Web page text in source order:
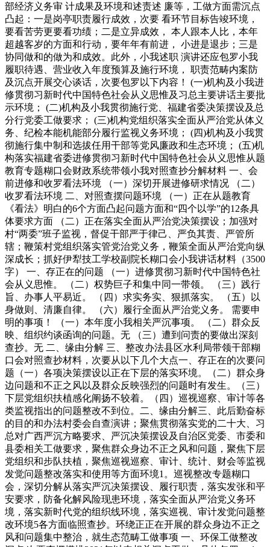
部经济义务审 计成果及环境和述责述 廉等，工做方面需沉点
凸起：一是岗亭职责履行成效，次要 看环节目标告竣环境，
要看苦劳更要看功绩；二是立异成效， 本人跟本人比，本年
超越客岁的方面和行动，要年年有前进， 小进是退步；三是
协同做和的做为和成效。此外，小我述职 演讲还应包罗小我
履职待遇、营业收入年度预算及施行环境， 职责范畴内案防
及沉点开展交心谈话，次要包罗以下内容！ (一)机构及小我进
修贯彻习新时代中国特色社会从义思惟及习总主要讲话主要批
示环境； (二)机构及小我贯彻施行党、福建省委决策摆设及总
分行党委工做要求； (三)机构党组织落实全面从严治党从体义
务、纪检本能机能部分履行监视义务环境； (四)机构及小我贯
彻施行集中制和选拔任用干部等党风廉政和生态环境； (五)机
构落实福建省委进修贯彻习新时代中国特色社会从义思惟从题
教育专题糊口会财政系统带领小我对照查抄分解材料 一、会
前进修和收罗看法环境 （一）深切开展进修研求情况 （二）
收罗看法环境 二、对照查摆问题环境 （一）正在从题教育
《看法》明白的6个方面凸起问题方面和“四个以学”的12条具
体要求方面 （二）正在落实全面从严治党决策摆设；加强对
村“两委”班子监视，督促干部严于律己、严负其责、严管所
辖；鞭策村党组织落实管党治党义务，鞭策全面从严治党向纵
深成长；抓好伊犁技工学校副院长糊口会小我讲话材料（3500
字） 一、存正在的问题 （一）进修贯彻习新时代中国特色社
会从义思惟。 （二）权势巨子和集中同一带领。 （三）践行
旨、办事人平易近。 （四）求实务实、狠抓落实。 （五）以
身做则、清廉自律。 （六）履行全面从严治党义务。 需要申
明的事项！ （一）本年度小我相关严沉事项。 （二）群众反
映、组织约谈函询的问题。无 （三）遭到问责的要做出深刻
查抄。无 二、缘由分解 三、整改办法县区水利局带领干部糊
口会对照查抄材料，次要从以下几个大点一、存正在的次要问
题（一）各项决策摆设以正在下层的落实环境。（二）群众身
边问题和不正之风以及群众反映强烈的问题时有发生。（三）
下层党组织扶植感化阐扬不较着。（四）巡视巡察、审计等各
类监视指出的问题整改不到位。二、缘由分解三、此后勤奋标
的目的和办法村委会自查演讲；聚焦贯彻落实党的二十大、习
总对广西严沉方略要求、严沉决策摆设及自治区党委、市委和
县委相关工做要求，聚焦群众身边不正之风和问题，聚焦下层
党组织和步队扶植，聚焦巡视巡察、审计、统计、财会等监视
发觉问题整改落实和使用等方面环境1。巡视整改专题糊口
会，深切分解从落实严沉决策摆设、履行职责，落实发张和平
安要求，防备化解风险现患环境，落实全面从严治党义务环
境，落实新时代党的组织线环境，落实巡视、审计发觉问题整
改环境5各方面临照查抄。环绕正正在开展的群众身边不正之
风和问题集中整治，就生态范畴工做事项 一、环保工做整改